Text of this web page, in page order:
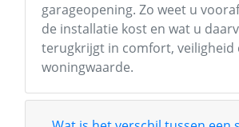
garageopening. Zo weet u
de installatie kost en wat u
terugkrijgt in comfort, veiligheid
woningwaarde.